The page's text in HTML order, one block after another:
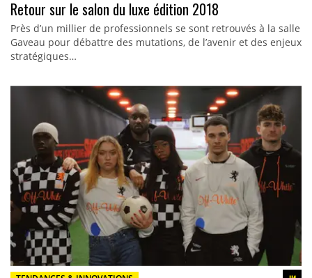
Retour sur le salon du luxe édition 2018
Près d’un millier de professionnels se sont retrouvés à la salle
Gaveau pour débattre des mutations, de l’avenir et des enjeux
stratégiques…